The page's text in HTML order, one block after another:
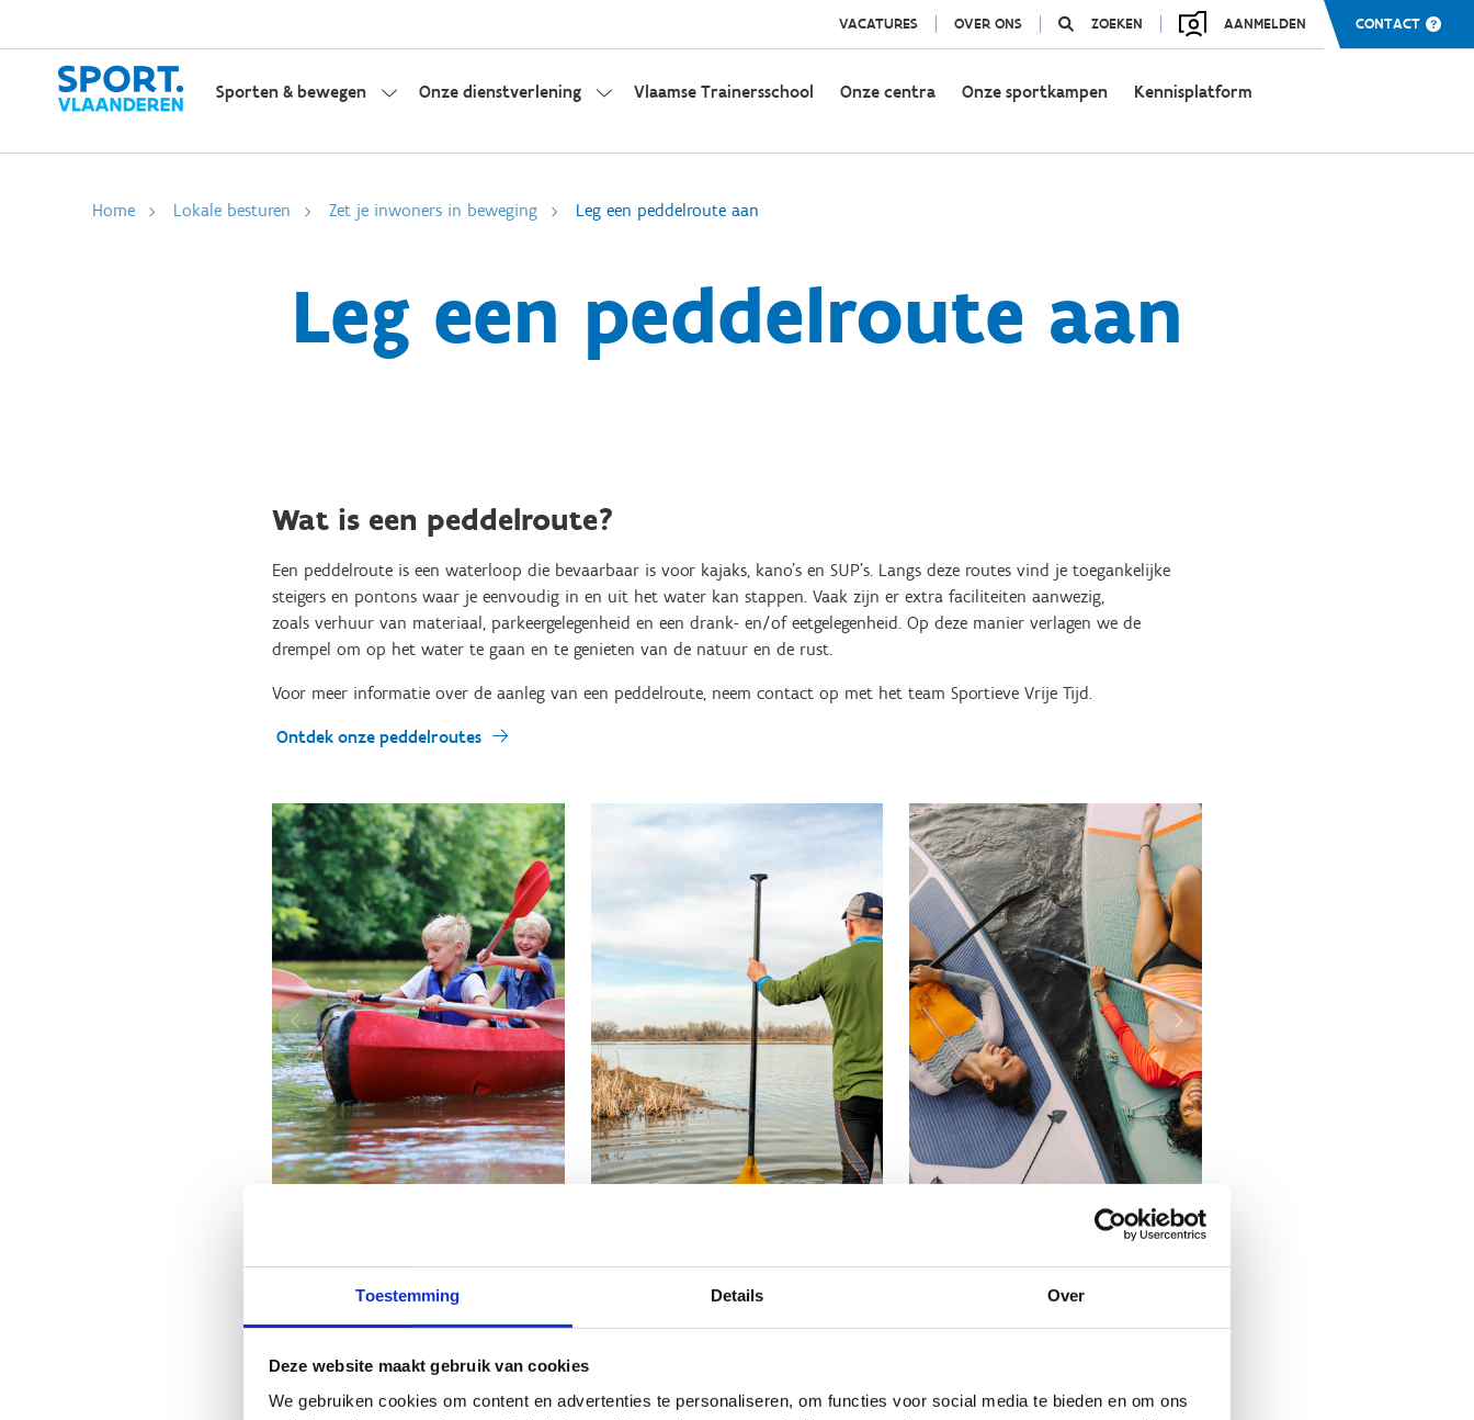
Toestemming Details Over
Deze website maakt gebruik van cookies
We gebruiken cookies om content en advertenties te personaliseren, om functies voor social media te bieden en om ons
VACATURES OVER ONS ZOEKEN AANMELDEN CONTACT
Sporten & bewegen Onze dienstverlening Vlaamse Trainersschool Onze centra Onze sportkampen Kennisplatform
Home Lokale besturen Zet je inwoners in beweging Leg een peddelroute aan
Leg een peddelroute aan
Wat is een peddelroute?
Een peddelroute is een waterloop die bevaarbaar is voor kajaks, kano’s en SUP’s. Langs deze routes vind je toegankelijke
steigers en pontons waar je eenvoudig in en uit het water kan stappen. Vaak zijn er extra faciliteiten aanwezig,
zoals verhuur van materiaal, parkeergelegenheid en een drank- en/of eetgelegenheid. Op deze manier verlagen we de
drempel om op het water te gaan en te genieten van de natuur en de rust.
Voor meer informatie over de aanleg van een peddelroute, neem contact op met het team Sportieve Vrije Tijd.
Ontdek onze peddelroutes
Contacteer ons Stuur een bericht